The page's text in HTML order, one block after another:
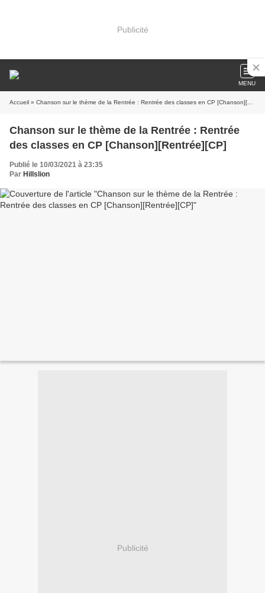
Publicité
MENU
Accueil » Chanson sur le thème de la Rentrée : Rentrée des classes en CP [Chanson][Rentrée][CP]
Chanson sur le thème de la Rentrée : Rentrée
des classes en CP [Chanson][Rentrée][CP]
Publié le 10/03/2021 à 23:35
Par Hillslion
Publicité